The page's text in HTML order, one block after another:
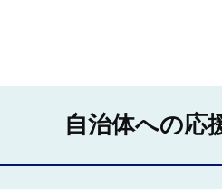
自治体への応